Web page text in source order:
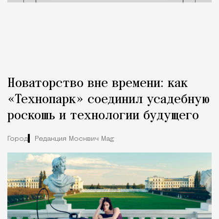
Новаторство вне времени: как
«Технопарк» соединил усадебную
роскошь и технологии будущего
Город Редакция Москвич Mag